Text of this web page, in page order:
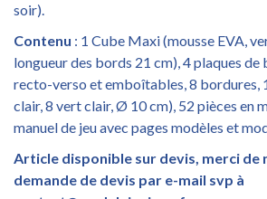
soir).
Contenu : 1 Cube Maxi (mousse EVA,
longueur des bords 21 cm), 4 plaques de
recto-verso et emboîtables, 8 bordures,
clair, 8 vert clair, Ø 10 cm), 52 pièces en
manuel de jeu avec pages modèles et
Article disponible sur devis, merci de
demande de devis par e-mail svp à